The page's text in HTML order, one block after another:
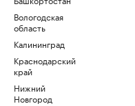
Вологодская
область
Калининград
Краснодарский
край
Нижний
Новгород